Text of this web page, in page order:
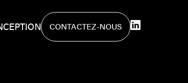
CONTACTEZ-NOUS
CONTACTEZ-NOUS